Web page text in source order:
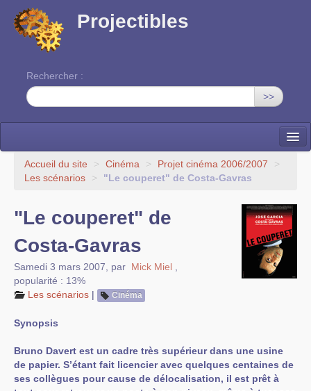
Projectibles
Rechercher :
>>
La ruche
Cinéma
EDITO
Accueil du site > Cinéma > Projet cinéma 2006/2007
>
Les scénarios
> "Le couperet" de Costa-Gavras
"Le couperet" de
Costa-Gavras
Samedi 3 mars 2007 par Mick Miel
popularité : 13%
Les scénarios | Cinéma
Synopsis
Bruno Davert est un cadre très supérieur dans une usine
de papier. S’étant fait licencier avec quelques centaines de
ses collègues pour cause de délocalisation, il est prêt à